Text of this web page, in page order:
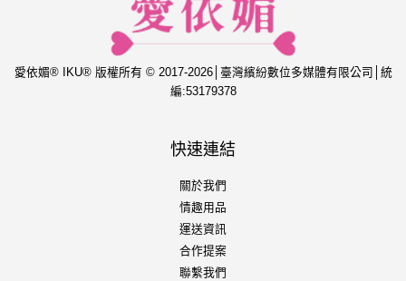
愛依媚® IKU® 版權所有 © 2017-2026│臺灣繽紛數位多媒體有限公司│統
編:53179378
快速連結
關於我們
情趣用品
運送資訊
合作提案
聯繫我們